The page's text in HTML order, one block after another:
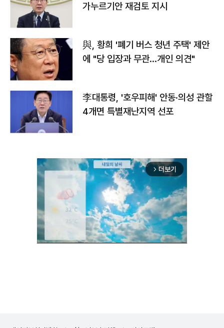
가누르기안 재검토 지시
與, 황희 '폐기 버스 청년 주택' 제안
에 "당 입장과 무관…개인 의견"
李대통령, '호우피해' 안동·의성 관할
4개면 특별재난지역 선포
arrow_forward_ios 더보기